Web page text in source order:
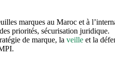
marques au Maroc et à
priorités, sécurisation juridique.
de marque, la veille et la